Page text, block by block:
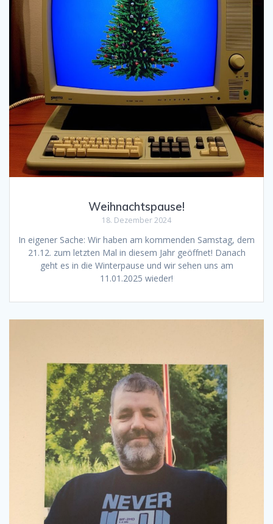
Weihnachtspause!
18. Dezember 2024
In eigener Sache: Wir haben am kommenden Samstag, dem
21.12. zum letzten Mal in diesem Jahr geöffnet! Danach
geht es in die Winterpause und wir sehen uns am
11.01.2025 wieder!